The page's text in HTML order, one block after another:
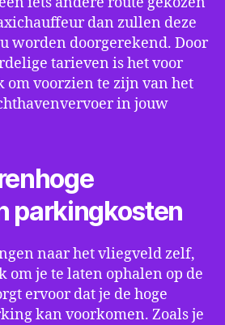
dan zullen deze
worden doorgerekend. Door
tarieven is het voor
om voorzien te zijn van het
in jouw
parkingkosten
naar het vliegveld zelf,
om je te laten ophalen op de
ervoor dat je de hoge
kan voorkomen. Zoals je